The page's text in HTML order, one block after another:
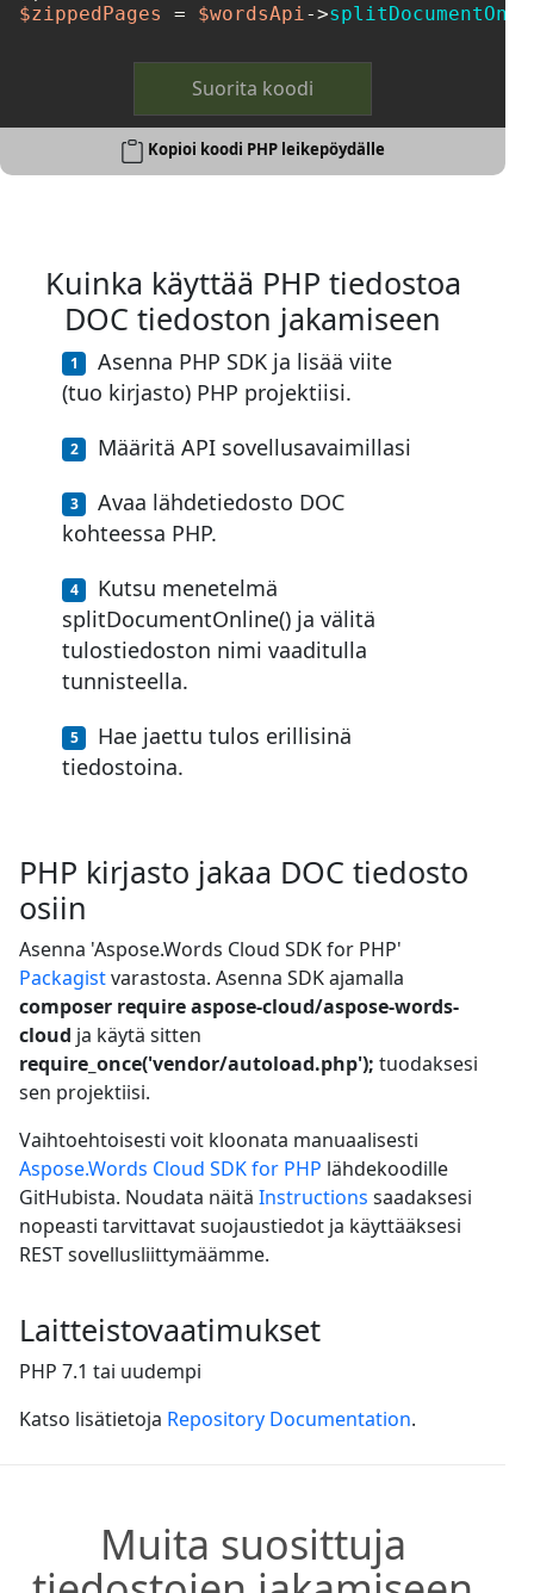
$zippedPages
= $wordsApi->
Suorita koodi
Kopioi koodi PHP leikepöydälle
Kuinka käyttää PHP tiedostoa
DOC tiedoston jakamiseen
Asenna PHP SDK ja lisää viite
(tuo kirjasto) PHP projektiisi.
Määritä API sovellusavaimillasi
Avaa lähdetiedosto DOC
kohteessa PHP.
Kutsu menetelmä
splitDocumentOnline() ja välitä
tulostiedoston nimi vaaditulla
tunnisteella.
Hae jaettu tulos erillisinä
tiedostoina.
PHP kirjasto jakaa DOC tiedosto
osiin
Asenna 'Aspose.Words Cloud SDK for PHP'
Packagistvarastosta. Asenna SDK ajamalla
composer require aspose-cloud/aspose-words-
cloud ja käytä sitten
require_once('vendor/autoload.php'); tuodaksesi
sen projektiisi.
Vaihtoehtoisesti voit kloonata manuaalisesti
Aspose.Words Cloud SDK for PHP lähdekoodille
GitHubista. Noudata näitä Instructions saadaksesi
nopeasti tarvittavat suojaustiedot ja käyttääksesi
REST sovellusliittymäämme.
Laitteistovaatimukset
PHP 7.1 tai uudempi
Katso lisätietoja Repository Documentation.
Muita suosittuja